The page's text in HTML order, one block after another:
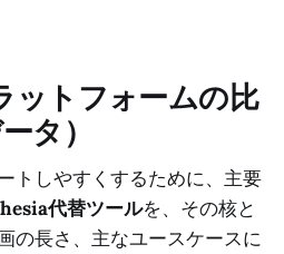
ットフォームの比
タ）
トしやすくするために、主要
代替ツールを、その核と
の長さ、主なユースケースに